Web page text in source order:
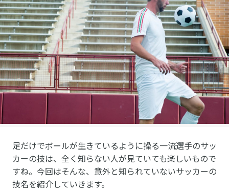
足だけでボールが生きているように操る一流選手のサッ
カーの技は、全く知らない人が見ていても楽しいもので
すね。今回はそんな、意外と知られていないサッカーの
技名を紹介していきます。